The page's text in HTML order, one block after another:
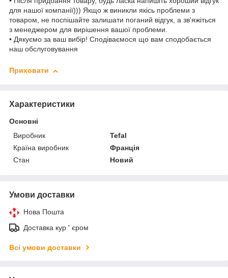
для нашої компанії))) Якщо ж виникли якісь проблеми з
товаром, не поспішайте залишати поганий відгук, а зв'яжіться
з менеджером для вирішення вашої проблеми.
• Дякуємо за ваш вибір! Сподіваємося що вам сподобається
наш обслуговування
Приховати
Характеристики
Основні
Виробник
Tefal
Країна виробник
Франція
Стан
Новий
Умови доставки
Нова Пошта
Доставка кур ' єром
Всі умови доставки